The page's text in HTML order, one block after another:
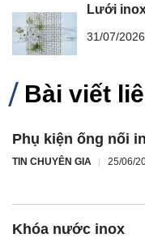
Lưới
31/07/2026
Bài viết
Phụ kiện ống nối
TIN CHUYÊN GIA 25/06/
Khóa nước inox